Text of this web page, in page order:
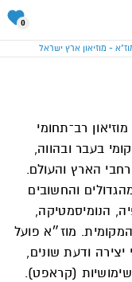
0
סל
שלי
- מוזיאון ארץ ישראל
רב־תחומי
בעבר ובהווה,
הארץ והעולם.
אוספים מהגדולים והחשובים
הנומיסמטיקה,
מוז״א פועל
יצירה ודעת שונים,
(קראפט).